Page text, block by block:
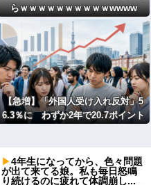
らｗｗｗｗｗｗｗｗｗｗwwww
【急増】「外国人受け入れ反対」5
6.3％に わずか2年で20.7ポイント
4年生になってから、色々問題
が出て来てる娘。私も毎日怒鳴
り続けるのに疲れて体調崩し...